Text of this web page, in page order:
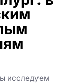
исследуем